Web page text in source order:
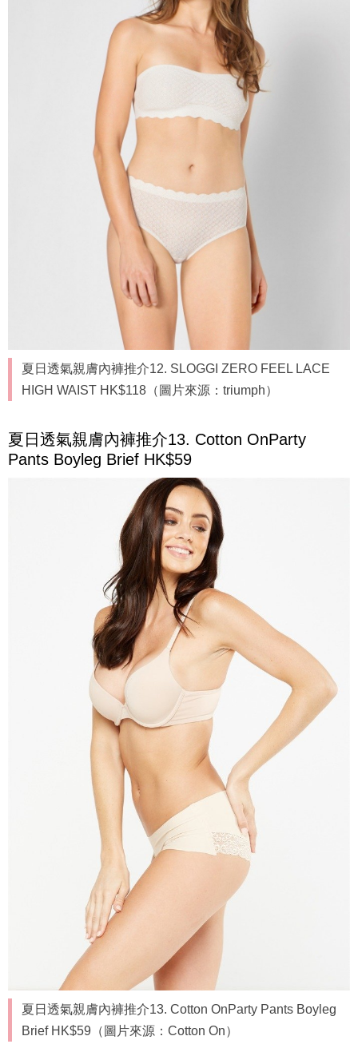
夏日透氣親膚內褲推介12. SLOGGI ZERO FEEL LACE
HIGH WAIST HK$118（圖片來源：triumph）
夏日透氣親膚內褲推介13. Cotton OnParty
Pants Boyleg Brief HK$59
夏日透氣親膚內褲推介13. Cotton OnParty Pants Boyleg
Brief HK$59（圖片來源：Cotton On）